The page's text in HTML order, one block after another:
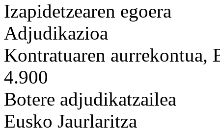
Izapidetzearen egoera
Adjudikazioa
Kontratuaren aurrekontua,
4.900
Botere adjudikatzailea
Eusko Jaurlaritza